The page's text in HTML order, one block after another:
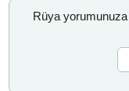
Rüya